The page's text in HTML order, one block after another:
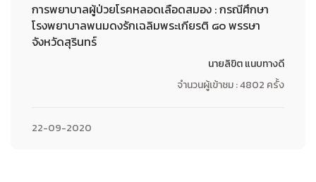
การพยาบาลผู้ป่วยโรคหลอดเลือดสมอง : กรณีศึกษา
โรงพยาบาลพนมดงรักเฉลิมพระเกียรติ ๘๐ พรรษา
จังหวัดสุรินทร์
นายลิขิต แนบทางดี
จำนวนผู้เข้าชม : 4802 ครั้ง
22-09-2020